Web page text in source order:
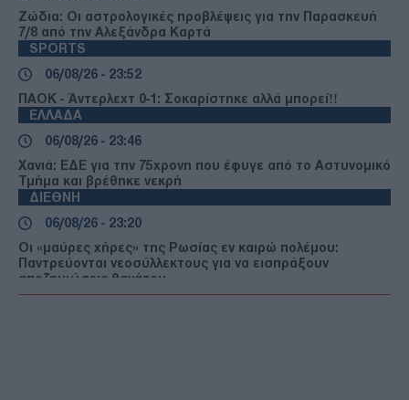
Ζώδια: Οι αστρολογικές προβλέψεις για την Παρασκευή
7/8 από την Αλεξάνδρα Καρτά
SPORTS
06/08/26 - 23:52
ΠΑΟΚ - Άντερλεχτ 0-1: Σοκαρίστηκε αλλά μπορεί!!
ΕΛΛΑΔΑ
06/08/26 - 23:46
Χανιά: ΕΔΕ για την 75χρονη που έφυγε από το Αστυνομικό
Τμήμα και βρέθηκε νεκρή
ΔΙΕΘΝΗ
06/08/26 - 23:20
Οι «μαύρες χήρες» της Ρωσίας εν καιρώ πολέμου:
Παντρεύονται νεοσύλλεκτους για να εισπράξουν
αποζημιώσεις θανάτου
ΔΙΕΘΝΗ